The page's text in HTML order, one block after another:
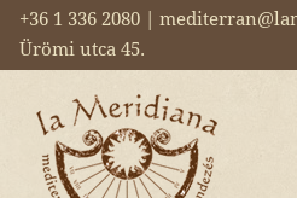
+36 1 336 2080 |
Ürömi utca 45.